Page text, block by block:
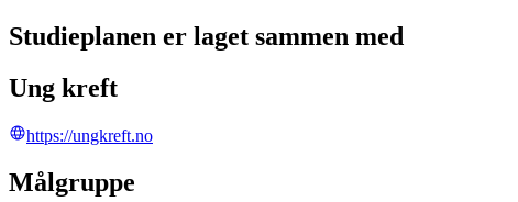
Studieplanen er laget sammen med
Ung kreft
https://ungkreft.no
Målgruppe